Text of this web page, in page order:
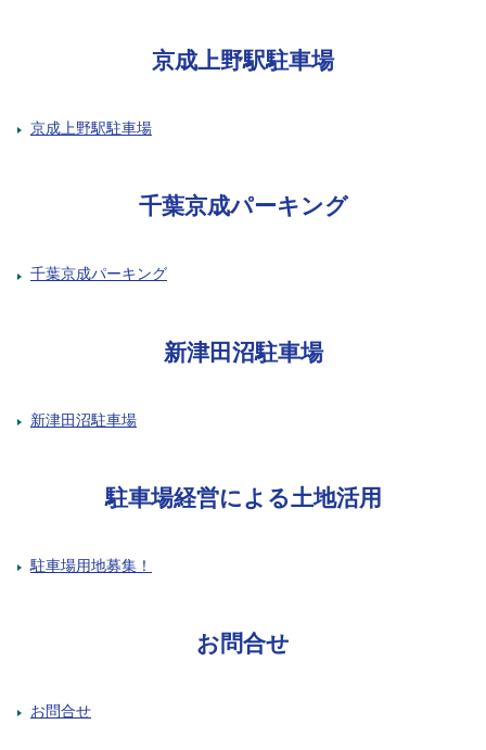
京成上野駅駐車場
京成上野駅駐車場
千葉京成パーキング
千葉京成パーキング
新津田沼駐車場
新津田沼駐車場
駐車場経営による土地活用
駐車場用地募集！
お問合せ
お問合せ